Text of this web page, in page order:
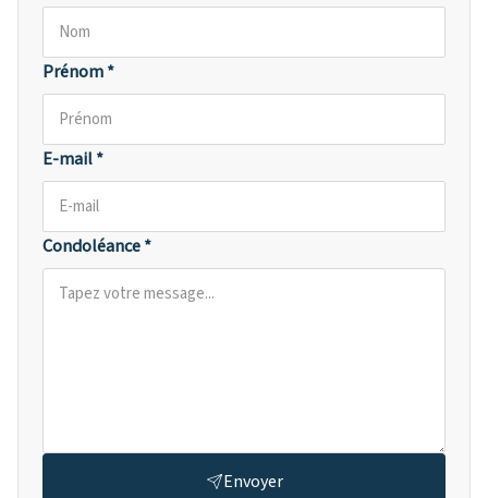
Prénom *
E-mail *
Condoléance *
Envoyer